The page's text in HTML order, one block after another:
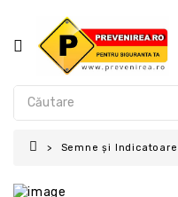
Semne și